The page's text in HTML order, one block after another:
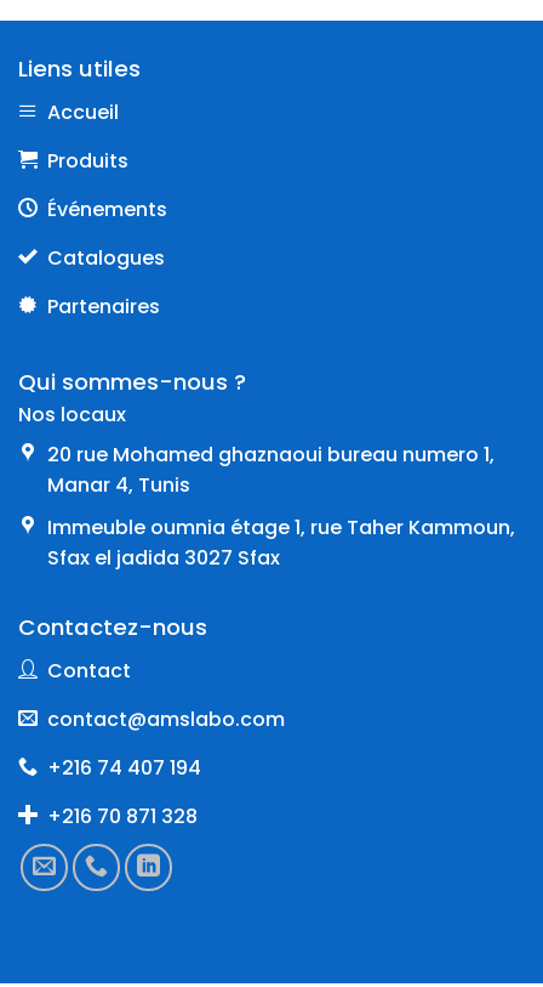
Liens utiles
Accueil
Produits
Événements
Catalogues
Partenaires
Qui sommes-nous ?
Nos locaux
20 rue Mohamed ghaznaoui bureau numero 1,
Manar 4, Tunis
Immeuble oumnia étage 1, rue Taher Kammoun,
Sfax el jadida 3027 Sfax
Contactez-nous
Contact
contact@amslabo.com
+216 74 407 194
+216 70 871 328